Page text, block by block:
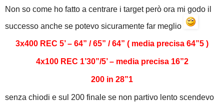
Non so come ho fatto a centrare i target però ora mi godo il
successo anche se potevo sicuramente far meglio
3x400 REC 5’ – 64” / 65” / 64” ( media precisa 64”5 )
4x100 REC 1’30”/5’ – media precisa 16”2
200 in 28”1
senza chiodi e sul 200 finale se non partivo lento scendevo